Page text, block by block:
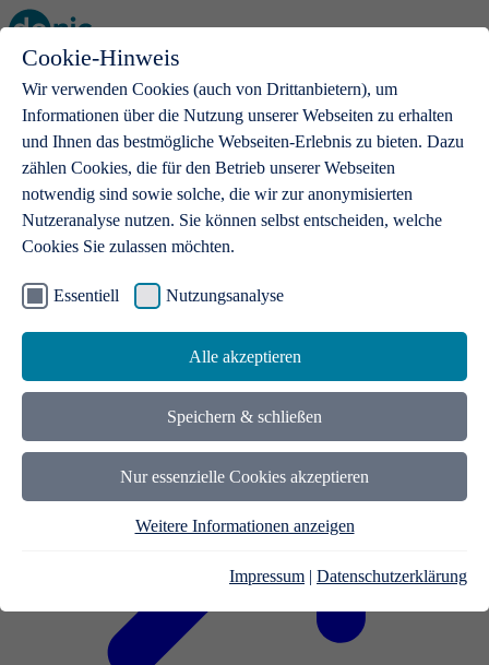
Cookie-Hinweis
Wir verwenden Cookies (auch von Drittanbietern), um
Informationen über die Nutzung unserer Webseiten zu erhalten
und Ihnen das bestmögliche Webseiten-Erlebnis zu bieten. Dazu
zählen Cookies, die für den Betrieb unserer Webseiten
notwendig sind sowie solche, die wir zur anonymisierten
Nutzeranalyse nutzen. Sie können selbst entscheiden, welche
Cookies Sie zulassen möchten.
Essentiell Nutzungsanalyse
Alle akzeptieren
Speichern & schließen
Nur essenzielle Cookies akzeptieren
Weitere Informationen anzeigen
Impressum | Datenschutzerklärung
Open main menu
.de-Domains
Mit einer .de-Domain erhalten Ideen eine Bühne